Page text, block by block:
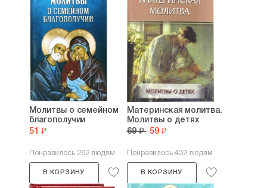
Молитвы о семейном
благополучии
51 ₽
Понравилось 262 людям
В КОРЗИНУ
Материнская молитва.
Молитвы о детях
69 ₽ 59 ₽
Понравилось 432 людям
В КОРЗИНУ